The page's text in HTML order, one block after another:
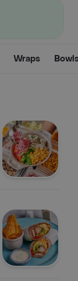
Wraps